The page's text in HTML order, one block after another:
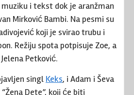
i tekst dok je aranžman
Mirković Bambi. Na pesmi su
koji je svirao trubu i
Režiju spota potpisuje Zoe, a
Petković.
singl Keks, i Adam i Ševa
Dete”, koji će biti